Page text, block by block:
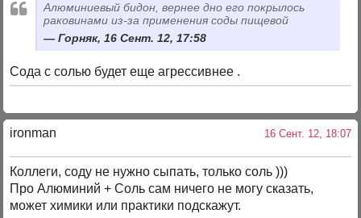
Алюминиевый бидон, вернее дно его покрылось
раковинами из-за применения соды пищевой
Горняк, 16 Сент. 12, 17:58
Сода с солью будет еще агрессивнее .
ironman 16 Сент. 12, 18:07
Коллеги, соду не нужно сыпать, только соль )))
Про Алюминий + Соль сам ничего не могу сказать,
может химики или практики подскажут.